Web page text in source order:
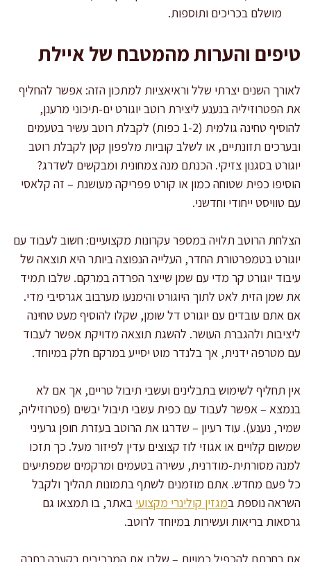
מושלם בכריכים ותוספות.
טיפים והערות מהמטבח של איילת
לאורך השנים יצרתי שלל וראיאציות למתכון הזה: אפשר להחליף
את הפטרוזיליה בנענע ליצירת רוטב יוגורט ים-תיכוני מרענן,
להוסיף טחינה גולמית (1-2 כפות) לקבלת רוטב עשיר בטעמים
ובערכים תזונתיים, או לשלב קוביות מלפפון קטן לקבלת רוטב
יוגורט בסגנון צזיקי. הכנתם מנה צמחונית ומבקשים לשדרג?
הוסיפו כפית שטוחה כמון או קורט פפריקה מעושנת – זה קלאסי
עם טוויסט ייחודי וחדשני.
הצלחת הרוטב תלויה במספר עקרונות מקצועיים: חשוב לעבוד עם
יוגורט בטמפרטורת החדר, העלייה הנפוצה ביותר היא תוצאה של
עיבוד יוגורט קר מדי עם שמן שייצר הפרדה במרקם. שלבו תמיד
את שמן הזית לאט לתוך היוגורט והימנעו מערבוב אגרסיבי מדי.
אם אתם עובדים עם יוגורט דל שומן, שקלו להוסיף מעט טחינה
ליציבות ולהגברת העושר. להשגת תוצאה מדויקת אפשר לעבוד
עם מטרפה ידנית, אך בלנדר מוט יסייע במרקם חלק במיוחד.
אין תחליף לשימוש בתבלינים ועשבי תיבול טריים, אך אם לא
בנמצא – אפשר לעבוד עם כפית עשבי תיבול יבשים (פטרוזיליה,
שמיר, נענע). עוד רעיון – שדרגו את הרוטב בעזרת חופן גרעיני
שמשום קלויים או אגוזי לוז קצוצים עדין לפיזור מעל. כך תזכו
למנה מסורתית-מודרנית, עשירה בטעמים ומרקמים שמפתיעים
כל פעם מחדש. אתם מוזמנים לשתף בתמונות תהליך ולקבל
השראה נוספת במגזין קולינרי מקצועי באתר, בו תמצאו גם
גרסאות בריאות ועשירות במיוחד לרוטב.
אם בחרתם להכפיל כמויות – שלבו את המרכיבים בקערה רחבה